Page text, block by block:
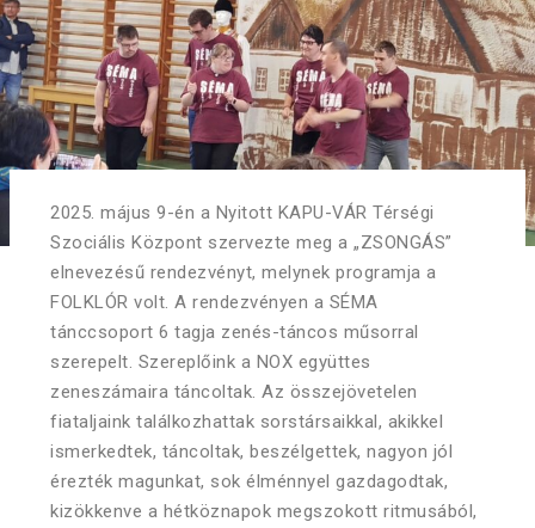
2025. május 9-én a Nyitott KAPU-VÁR Térségi
Szociális Központ szervezte meg a „ZSONGÁS”
elnevezésű rendezvényt, melynek programja a
FOLKLÓR volt. A rendezvényen a SÉMA
tánccsoport 6 tagja zenés-táncos műsorral
szerepelt. Szereplőink a NOX együttes
zeneszámaira táncoltak. Az összejövetelen
fiataljaink találkozhattak sorstársaikkal, akikkel
ismerkedtek, táncoltak, beszélgettek, nagyon jól
érezték magunkat, sok élménnyel gazdagodtak,
kizökkenve a hétköznapok megszokott ritmusából,